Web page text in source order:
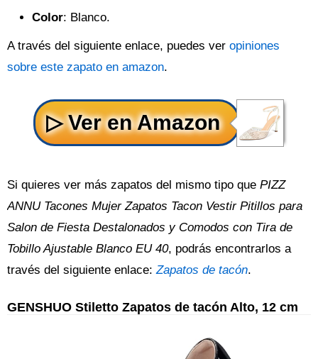
Color: Blanco.
A través del siguiente enlace, puedes ver opiniones
sobre este zapato en amazon.
Si quieres ver más zapatos del mismo tipo que PIZZ
ANNU Tacones Mujer Zapatos Tacon Vestir Pitillos para
Salon de Fiesta Destalonados y Comodos con Tira de
Tobillo Ajustable Blanco EU 40, podrás encontrarlos a
través del siguiente enlace:Zapatos de tacón.
GENSHUO Stiletto Zapatos de tacón Alto, 12 cm